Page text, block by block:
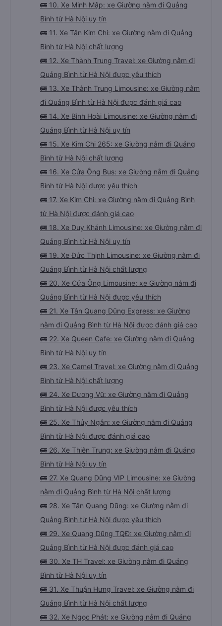
🚌 10. Xe Minh Mập: xe Giường nằm đi Quảng
Bình từ Hà Nội uy tín
🚌 11. Xe Tân Kim Chi: xe Giường nằm đi Quảng
Bình từ Hà Nội chất lượng
🚌 12. Xe Thành Trung Travel: xe Giường nằm đi
Quảng Bình từ Hà Nội được yêu thích
🚌 13. Xe Thành Trung Limousine: xe Giường nằm
đi Quảng Bình từ Hà Nội được đánh giá cao
🚌 14. Xe Bình Hoài Limousine: xe Giường nằm đi
Quảng Bình từ Hà Nội uy tín
🚌 15. Xe Kim Chi 265: xe Giường nằm đi Quảng
Bình từ Hà Nội chất lượng
🚌 16. Xe Cửa Ông Bus: xe Giường nằm đi Quảng
Bình từ Hà Nội được yêu thích
🚌 17. Xe Kim Chi: xe Giường nằm đi Quảng Bình
từ Hà Nội được đánh giá cao
🚌 18. Xe Duy Khánh Limousine: xe Giường nằm đi
Quảng Bình từ Hà Nội uy tín
🚌 19. Xe Đức Thịnh Limousine: xe Giường nằm đi
Quảng Bình từ Hà Nội chất lượng
🚌 20. Xe Cửa Ông Limousine: xe Giường nằm đi
Quảng Bình từ Hà Nội được yêu thích
🚌 21. Xe Tân Quang Dũng Express: xe Giường
nằm đi Quảng Bình từ Hà Nội được đánh giá cao
🚌 22. Xe Queen Cafe: xe Giường nằm đi Quảng
Bình từ Hà Nội uy tín
🚌 23. Xe Camel Travel: xe Giường nằm đi Quảng
Bình từ Hà Nội chất lượng
🚌 24. Xe Dương Vũ: xe Giường nằm đi Quảng
Bình từ Hà Nội được yêu thích
🚌 25. Xe Thủy Ngân: xe Giường nằm đi Quảng
Bình từ Hà Nội được đánh giá cao
🚌 26. Xe Thiên Trung: xe Giường nằm đi Quảng
Bình từ Hà Nội uy tín
🚌 27. Xe Quang Dũng VIP Limousine: xe Giường
nằm đi Quảng Bình từ Hà Nội chất lượng
🚌 28. Xe Tân Quang Dũng: xe Giường nằm đi
Quảng Bình từ Hà Nội được yêu thích
🚌 29. Xe Quang Dũng TQĐ: xe Giường nằm đi
Quảng Bình từ Hà Nội được đánh giá cao
🚌 30. Xe TH Travel: xe Giường nằm đi Quảng
Bình từ Hà Nội uy tín
🚌 31. Xe Thuận Hưng Travel: xe Giường nằm đi
Quảng Bình từ Hà Nội chất lượng
🚌 32. Xe Ngọc Phát: xe Giường nằm đi Quảng